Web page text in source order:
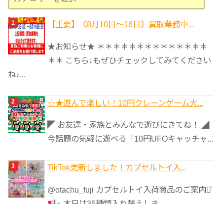
テ
ゴ
リ
ー
【重要】《8月10日～16日》買取業務中...
★お知らせ★ ＊＊＊＊＊＊＊＊＊＊＊＊＊＊
＊＊ こちら↓もぜひチェックしてみてください
ね♪...
☆★遊んで楽しい！10円クレーンゲーム大...
◤ お友達・家族とみんなで遊びにきてね！ ◢
今話題の気軽に遊べる「10円UFOキャッチャ...
TikTok更新しました！カプセルトイ入...
@otachu_fuji カプセルトイ入荷商品のご案内⋆͛